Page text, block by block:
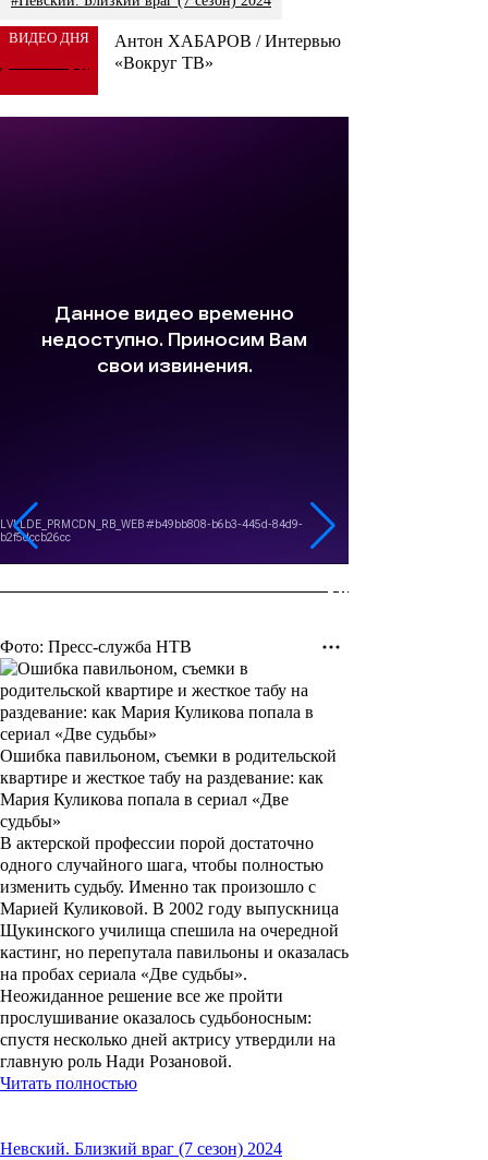
ВИДЕО ДНЯ
Антон ХАБАРОВ / Интервью
«Вокруг ТВ»
Фото: Пресс-служба НТВ
Ошибка павильоном, съемки в родительской
квартире и жесткое табу на раздевание: как
Мария Куликова попала в сериал «Две
судьбы»
В актерской профессии порой достаточно
одного случайного шага, чтобы полностью
изменить судьбу. Именно так произошло с
Марией Куликовой. В 2002 году выпускница
Щукинского училища спешила на очередной
кастинг, но перепутала павильоны и оказалась
на пробах сериала «Две судьбы».
Неожиданное решение все же пройти
прослушивание оказалось судьбоносным:
спустя несколько дней актрису утвердили на
главную роль Нади Розановой.
Читать полностью
Невский. Близкий враг (7 сезон) 2024